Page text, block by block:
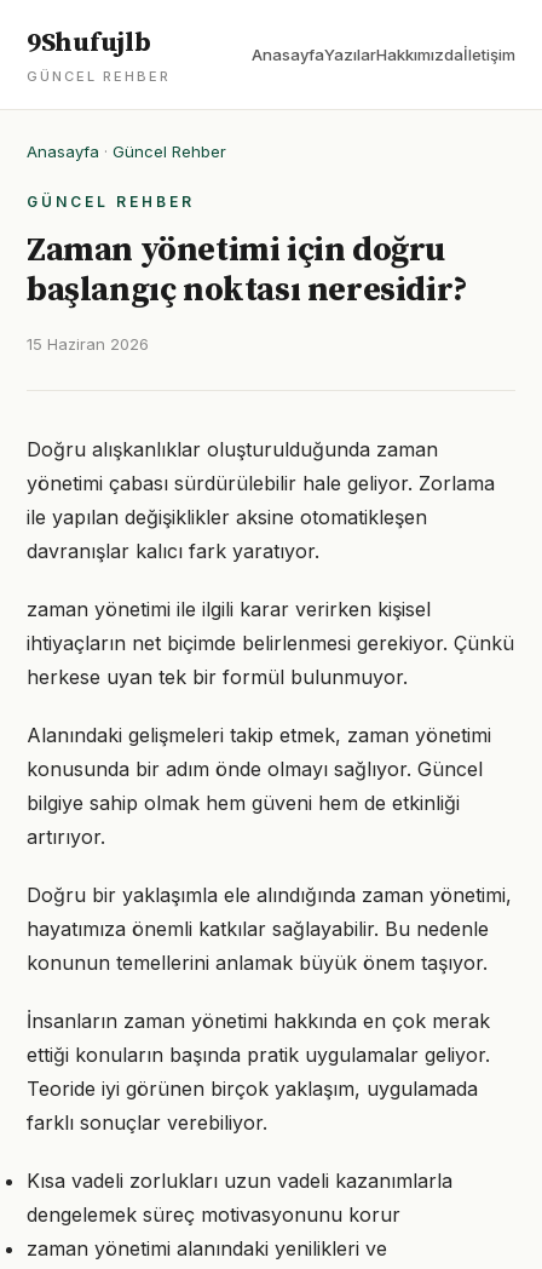
9Shufujlb
GÜNCEL REHBER
AnasayfaYazılarHakkımızdaİletişim
Anasayfa · Güncel Rehber
GÜNCEL REHBER
Zaman yönetimi için doğru
başlangıç noktası neresidir?
15 Haziran 2026
Doğru alışkanlıklar oluşturulduğunda zaman
yönetimi çabası sürdürülebilir hale geliyor. Zorlama
ile yapılan değişiklikler aksine otomatikleşen
davranışlar kalıcı fark yaratıyor.
zaman yönetimi ile ilgili karar verirken kişisel
ihtiyaçların net biçimde belirlenmesi gerekiyor. Çünkü
herkese uyan tek bir formül bulunmuyor.
Alanındaki gelişmeleri takip etmek, zaman yönetimi
konusunda bir adım önde olmayı sağlıyor. Güncel
bilgiye sahip olmak hem güveni hem de etkinliği
artırıyor.
Doğru bir yaklaşımla ele alındığında zaman yönetimi,
hayatımıza önemli katkılar sağlayabilir. Bu nedenle
konunun temellerini anlamak büyük önem taşıyor.
İnsanların zaman yönetimi hakkında en çok merak
ettiği konuların başında pratik uygulamalar geliyor.
Teoride iyi görünen birçok yaklaşım, uygulamada
farklı sonuçlar verebiliyor.
Kısa vadeli zorlukları uzun vadeli kazanımlarla
dengelemek süreç motivasyonunu korur
zaman yönetimi alanındaki yenilikleri ve